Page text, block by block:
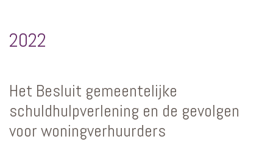
2022
Het Besluit gemeentelijke
schuldhulpverlening en de gevolgen
voor woningverhuurders